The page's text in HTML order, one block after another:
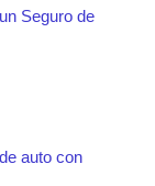
Seguro de
auto con